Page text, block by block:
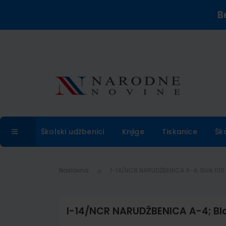
Školski udžbenici Knjige Tiskanice
Naslovna
I-14/NCR NARUDŽBENICA A-4;